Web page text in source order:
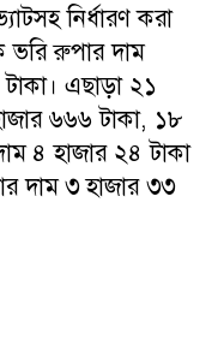
নির্ধারণ করা
ভরি রুপার দাম
এছাড়া ২১
৬৬৬ টাকা, ১৮
৪ হাজার ২৪ টাকা
দাম ৩ হাজার ৩৩